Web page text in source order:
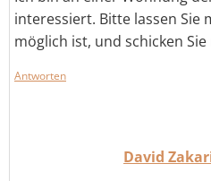
interessiert. Bitte lassen Sie
möglich ist, und schicken
Antworten
David